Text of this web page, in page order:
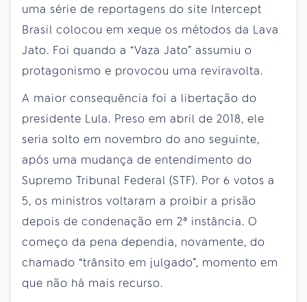
uma série de reportagens do site Intercept
Brasil colocou em xeque os métodos da Lava
Jato. Foi quando a “Vaza Jato” assumiu o
protagonismo e provocou uma reviravolta.
A maior consequência foi a libertação do
presidente Lula. Preso em abril de 2018, ele
seria solto em novembro do ano seguinte,
após uma mudança de entendimento do
Supremo Tribunal Federal (STF). Por 6 votos a
5, os ministros voltaram a proibir a prisão
depois de condenação em 2ª instância. O
começo da pena dependia, novamente, do
chamado “trânsito em julgado”, momento em
que não há mais recurso.